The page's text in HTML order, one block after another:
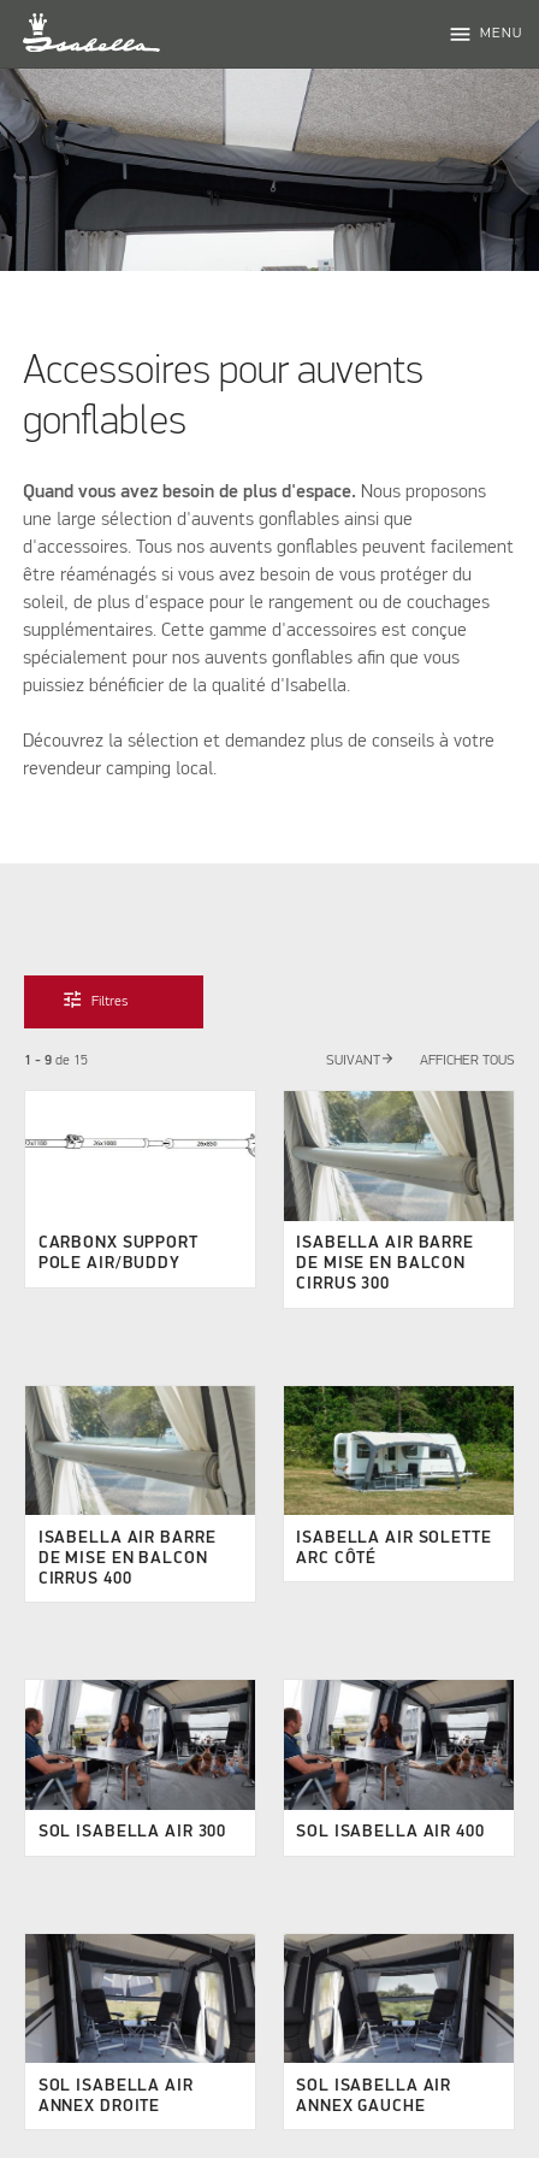
menu MENU
Accessoires pour auvents
gonflables
Quand vous avez besoin de plus d'espace. Nous proposons
une large sélection d'auvents gonflables ainsi que
d'accessoires. Tous nos auvents gonflables peuvent facilement
être réaménagés si vous avez besoin de vous protéger du
soleil, de plus d'espace pour le rangement ou de couchages
supplémentaires. Cette gamme d'accessoires est conçue
spécialement pour nos auvents gonflables afin que vous
puissiez bénéficier de la qualité d'Isabella.
Découvrez la sélection et demandez plus de conseils à votre
revendeur camping local.
tune Filtres
1 - 9de 15 SUIVANTarrow_forward AFFICHER TOUS
CARBONX SUPPORT
POLE AIR/BUDDY
ISABELLA AIR BARRE
DE MISE EN BALCON
CIRRUS 300
ISABELLA AIR BARRE
DE MISE EN BALCON
CIRRUS 400
ISABELLA AIR SOLETTE
ARC CÔTÉ
SOL ISABELLA AIR 300 SOL ISABELLA AIR 400
SOL ISABELLA AIR
ANNEX DROITE
SOL ISABELLA AIR
ANNEX GAUCHE